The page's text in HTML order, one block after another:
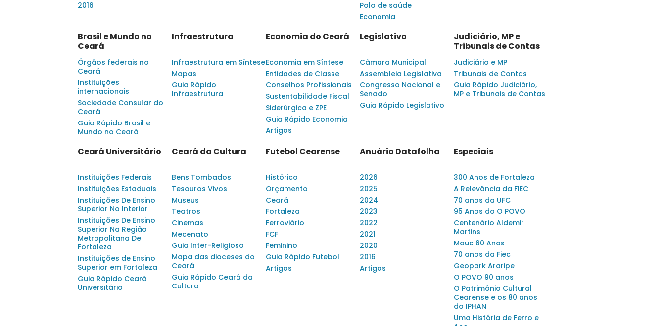
2016
Polo de saúde
Economia
Brasil e Mundo no
Ceará
Órgãos federais no
Ceará
Instituições
internacionais
Sociedade Consular do
Ceará
Guia Rápido Brasil e
Mundo no Ceará
Infraestrutura
Infraestrutura em Síntese
Mapas
Guia Rápido
Infraestrutura
Economia do Ceará
Economia em Síntese
Entidades de Classe
Conselhos Profissionais
Sustentabilidade Fiscal
Siderúrgica e ZPE
Guia Rápido Economia
Artigos
Legislativo
Câmara Municipal
Assembleia Legislativa
Congresso Nacional e
Senado
Guia Rápido Legislativo
Judiciário, MP e
Tribunais de Contas
Judiciário e MP
Tribunais de Contas
Guia Rápido Judiciário,
MP e Tribunais de Contas
Ceará Universitário
Instituições Federais
Instituições Estaduais
Instituições De Ensino
Superior No Interior
Instituições De Ensino
Superior Na Região
Metropolitana De
Fortaleza
Instituições de Ensino
Superior em Fortaleza
Guia Rápido Ceará
Universitário
Ceará da Cultura
Bens Tombados
Tesouros Vivos
Museus
Teatros
Cinemas
Mecenato
Guia Inter-Religioso
Mapa das dioceses do
Ceará
Guia Rápido Ceará da
Cultura
Futebol Cearense
Histórico
Orçamento
Ceará
Fortaleza
Ferroviário
FCF
Feminino
Guia Rápido Futebol
Artigos
Anuário Datafolha
2026
2025
2024
2023
2022
2021
2020
2016
Artigos
Especiais
300 Anos de Fortaleza
A Relevância da FIEC
70 anos da UFC
95 Anos do O POVO
Centenário Aldemir
Martins
Mauc 60 Anos
70 anos da Fiec
Geopark Araripe
O POVO 90 anos
O Patrimônio Cultural
Cearense e os 80 anos
do IPHAN
Uma História de Ferro e